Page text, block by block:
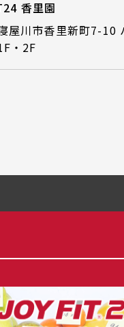
香里園
屋川市香里新町7-10
・2F